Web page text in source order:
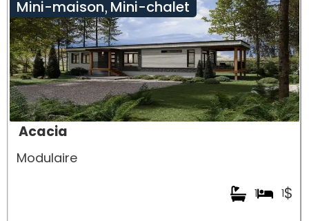
Mini-maison, Mini-chalet
Acacia
Modulaire
$
1
1